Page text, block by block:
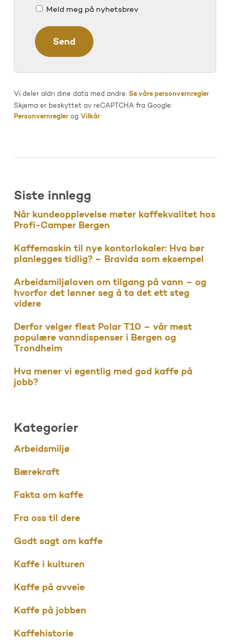
Meld meg på nyhetsbrev
Vi deler aldri dine data med andre. Se våre personvernregler
Skjema er beskyttet av reCAPTCHA fra Google:
Personvernreglerog Vilkår
Siste innlegg
Når kundeopplevelse møter kaffekvalitet hos
Profi-Camper Bergen
Kaffemaskin til nye kontorlokaler: Hva bør
planlegges tidlig? – Bravida som eksempel
Arbeidsmiljøloven om tilgang på vann – og
hvorfor det lønner seg å ta det ett steg
videre
Derfor velger flest Polar T10 – vår mest
populære vanndispenser i Bergen og
Trondheim
Hva mener vi egentlig med god kaffe på
jobb?
Kategorier
Arbeidsmiljø
Bærekraft
Fakta om kaffe
Fra oss til dere
Godt sagt om kaffe
Kaffe i kulturen
Kaffe på avveie
Kaffe på jobben
Kaffehistorie